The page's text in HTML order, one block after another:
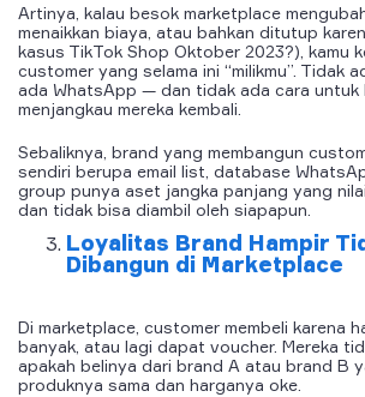
Artinya, kalau besok marketplace
menaikkan biaya, atau bahkan ditutup
kasus TikTok Shop Oktober 2023?), kamu
customer yang selama ini “milikmu”. Tidak
ada WhatsApp — dan tidak ada cara untuk
menjangkau mereka kembali.
Sebaliknya, brand yang membangun
sendiri berupa email list, database
group punya aset jangka panjang yang
dan tidak bisa diambil oleh siapapun.
Loyalitas Brand Hampir
Dibangun di Marketplace
Di marketplace, customer membeli karena
banyak, atau lagi dapat voucher. Mereka
apakah belinya dari brand A atau brand B
produknya sama dan harganya oke.